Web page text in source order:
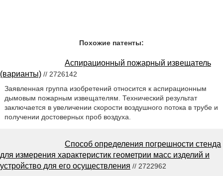
Похожие патенты:
Аспирационный пожарный извещатель
(варианты) // 2726142
Заявленная группа изобретений относится к аспирационным
дымовым пожарным извещателям. Технический результат
заключается в увеличении скорости воздушного потока в трубе и
получении достоверных проб воздуха.
Способ определения погрешности стенда
для измерения характеристик геометрии масс изделий и
устройство для его осуществления // 2722962